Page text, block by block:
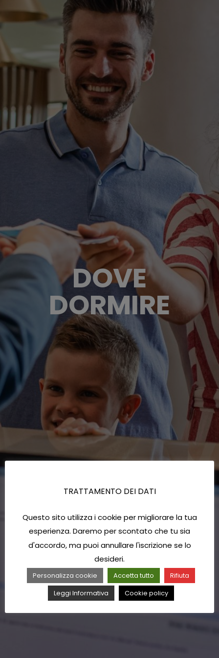
DOVE
DORMIRE
TRATTAMENTO DEI DATI
Questo sito utilizza i cookie per migliorare la tua
esperienza. Daremo per scontato che tu sia
d'accordo, ma puoi annullare l'iscrizione se lo
desideri.
Personalizza cookie Accetta tutto
Rifiuta
Leggi Informativa
Cookie policy